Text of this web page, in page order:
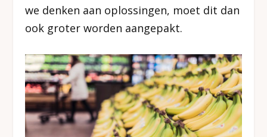
we denken aan oplossingen, moet dit dan
ook groter worden aangepakt.